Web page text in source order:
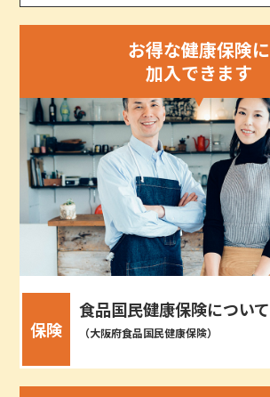
お得な健康保険に
加入できます
保険
食品国民健康保険について
（大阪府食品国民健康保険）